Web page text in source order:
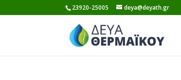
to
23920-25005 deya@deyath.gr